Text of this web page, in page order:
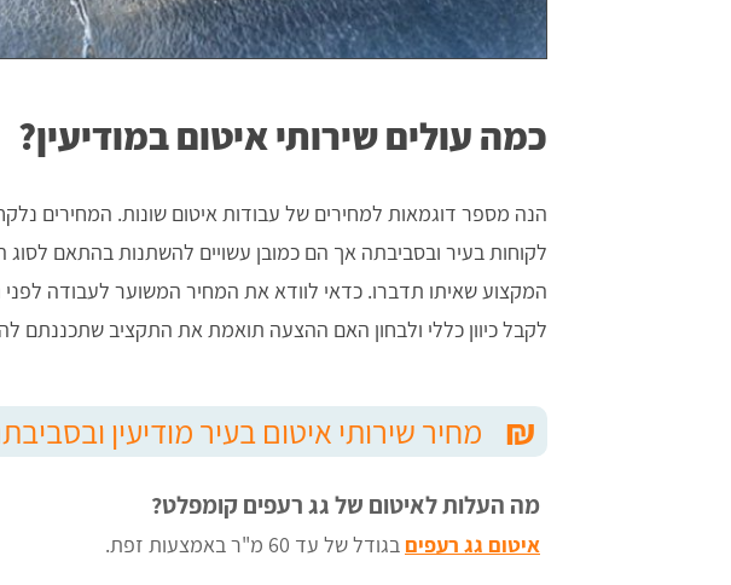
כמה עולים שירותי איטום במודיעין?
הנה מספר דוגמאות למחירים של עבודות איטום שונות. המחירים
לקוחות בעיר ובסביבתה אך הם כמובן עשויים להשתנות בהתאם
המקצוע שאיתו תדברו. כדאי לוודא את המחיר המשוער לעבודה
לקבל כיוון כללי ולבחון האם ההצעה תואמת את התקציב שתכננתם
₪ מחיר שירותי איטום בעיר מודיעין
מה העלות לאיטום של גג רעפים קומפלט?
איטום גג רעפים בגודל של עד 60 מ"ר באמצעות זפת.
האתר נגיש מצויינים.